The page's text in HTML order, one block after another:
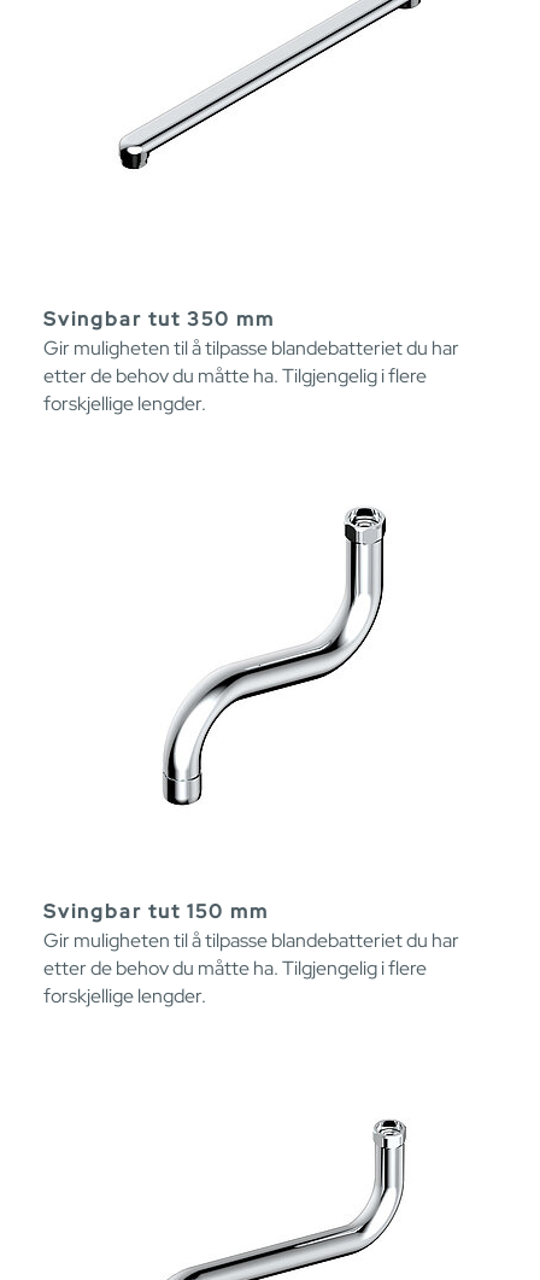
Svingbar tut 350 mm
Gir muligheten til å tilpasse blandebatteriet du har
etter de behov du måtte ha. Tilgjengelig i flere
forskjellige lengder.
Svingbar tut 150 mm
Gir muligheten til å tilpasse blandebatteriet du har
etter de behov du måtte ha. Tilgjengelig i flere
forskjellige lengder.